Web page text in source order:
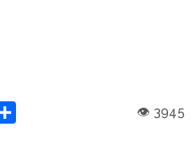
👁 3945